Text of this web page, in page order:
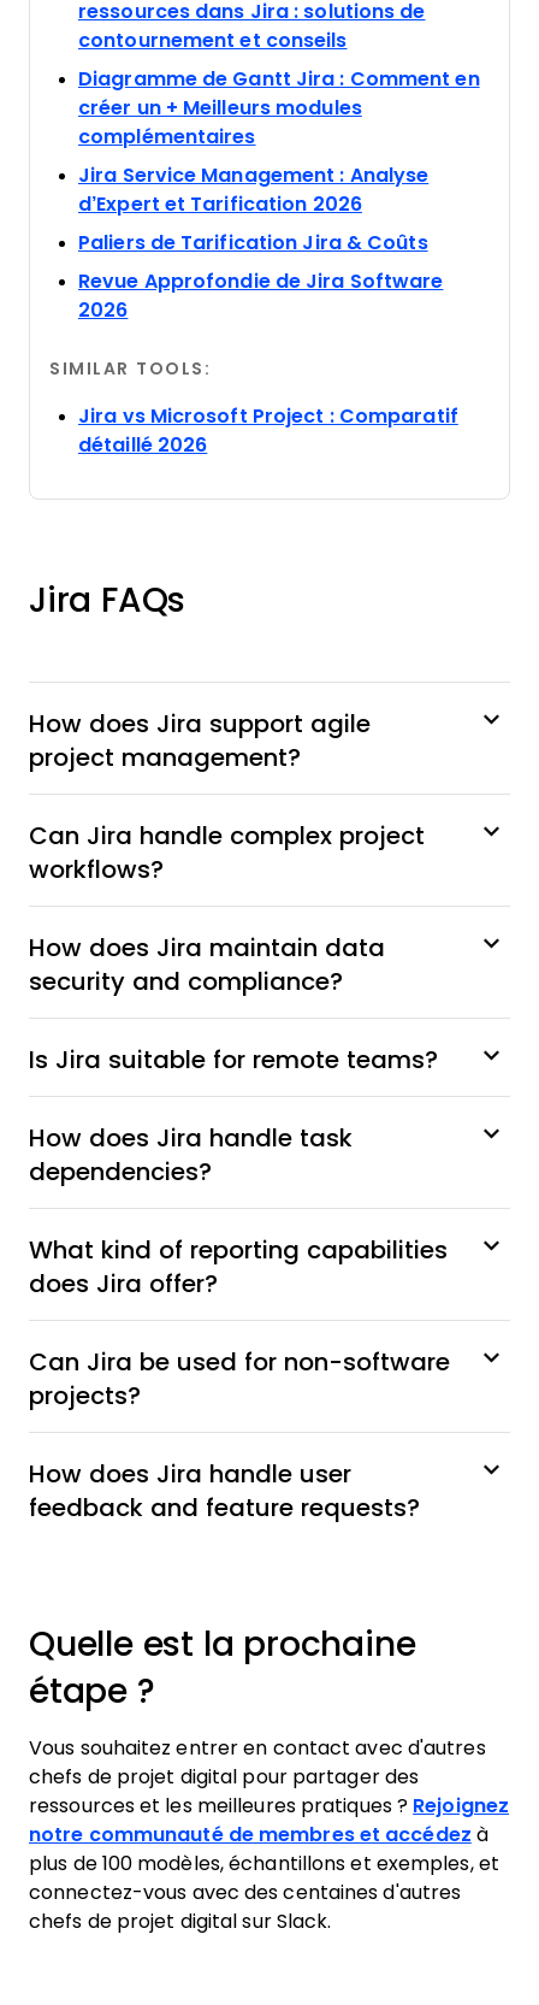
ressources dans Jira : solutions de
contournement et conseilsOpens new window
Diagramme de Gantt Jira : Comment en
créer un + Meilleurs modules
complémentairesOpens new window
Jira Service Management : Analyse
d’Expert et Tarification 2026Opens new
Paliers de Tarification Jira & CoûtsOpens
Revue Approfondie de Jira Software
2026Opens new window
SIMILAR TOOLS:
Jira vs Microsoft Project : Comparatif
détaillé 2026Opens new window
Jira FAQs
How does Jira support agile
project management?
Can Jira handle complex project
workflows?
How does Jira maintain data
security and compliance?
Is Jira suitable for remote teams?
How does Jira handle task
dependencies?
What kind of reporting capabilities
does Jira offer?
Can Jira be used for non-software
projects?
How does Jira handle user
feedback and feature requests?
Quelle est la prochaine
étape ?
Vous souhaitez entrer en contact avec d'autres
chefs de projet digital pour partager des
ressources et les meilleures pratiques ? Rejoignez
notre communauté de membres et accédez à
plus de 100 modèles, échantillons et exemples, et
connectez-vous avec des centaines d'autres
chefs de projet digital sur Slack.